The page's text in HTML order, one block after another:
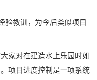
验教训，为今后类似项目
家对在建造水上乐园时如
项目进度控制是一项系统